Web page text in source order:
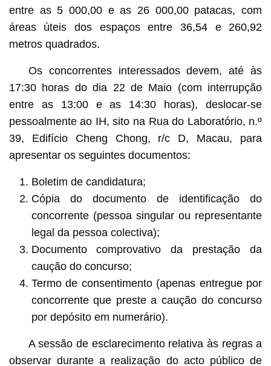
entre as 5 000,00 e as 26 000,00 patacas, com
áreas úteis dos espaços entre 36,54 e 260,92
metros quadrados.
Os concorrentes interessados devem, até às
17:30 horas do dia 22 de Maio (com interrupção
entre as 13:00 e as 14:30 horas), deslocar-se
pessoalmente ao IH, sito na Rua do Laboratório, n.º
39, Edifício Cheng Chong, r/c D, Macau, para
apresentar os seguintes documentos:
Boletim de candidatura;
Cópia do documento de identificação do
concorrente (pessoa singular ou representante
legal da pessoa colectiva);
Documento comprovativo da prestação da
caução do concurso;
Termo de consentimento (apenas entregue por
concorrente que preste a caução do concurso
por depósito em numerário).
A sessão de esclarecimento relativa às regras a
observar durante a realização do acto público de